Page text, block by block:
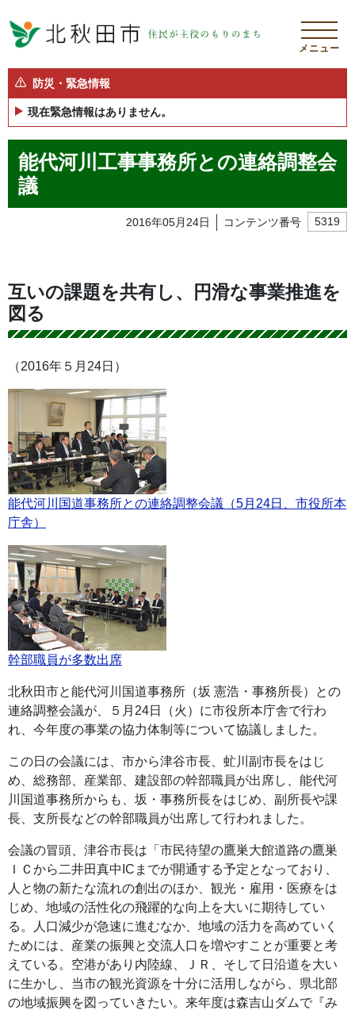
メニュー
防災・緊急情報
現在緊急情報はありません。
能代河川工事事務所との連絡調整会
議
2016年05月24日 コンテンツ番号 5319
互いの課題を共有し、円滑な事業推進を
図る
（2016年５月24日）
能代河川国道事務所との連絡調整会議（5月24日、市役所本
庁舎）
幹部職員が多数出席
北秋田市と能代河川国道事務所（坂 憲浩・事務所長）との
連絡調整会議が、５月24日（火）に市役所本庁舎で行わ
れ、今年度の事業の協力体制等について協議しました。
この日の会議には、市から津谷市長、虻川副市長をはじ
め、総務部、産業部、建設部の幹部職員が出席し、能代河
川国道事務所からも、坂・事務所長をはじめ、副所長や課
長、支所長などの幹部職員が出席して行われました。
会議の冒頭、津谷市長は「市民待望の鷹巣大館道路の鷹巣
ＩＣから二井田真中ICまでが開通する予定となっており、
人と物の新たな流れの創出のほか、観光・雇用・医療をは
じめ、地域の活性化の飛躍的な向上を大いに期待してい
る。人口減少が急速に進むなか、地域の活力を高めていく
ためには、産業の振興と交流人口を増やすことが重要と考
えている。空港があり内陸線、ＪＲ、そして日沿道を大い
に生かし、当市の観光資源を十分に活用しながら、県北部
の地域振興を図っていきたい。来年度は森吉山ダムで『み